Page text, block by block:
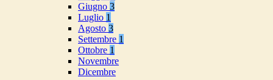
Giugno 3
Luglio 1
Agosto 3
Settembre 1
Ottobre 1
Novembre
Dicembre